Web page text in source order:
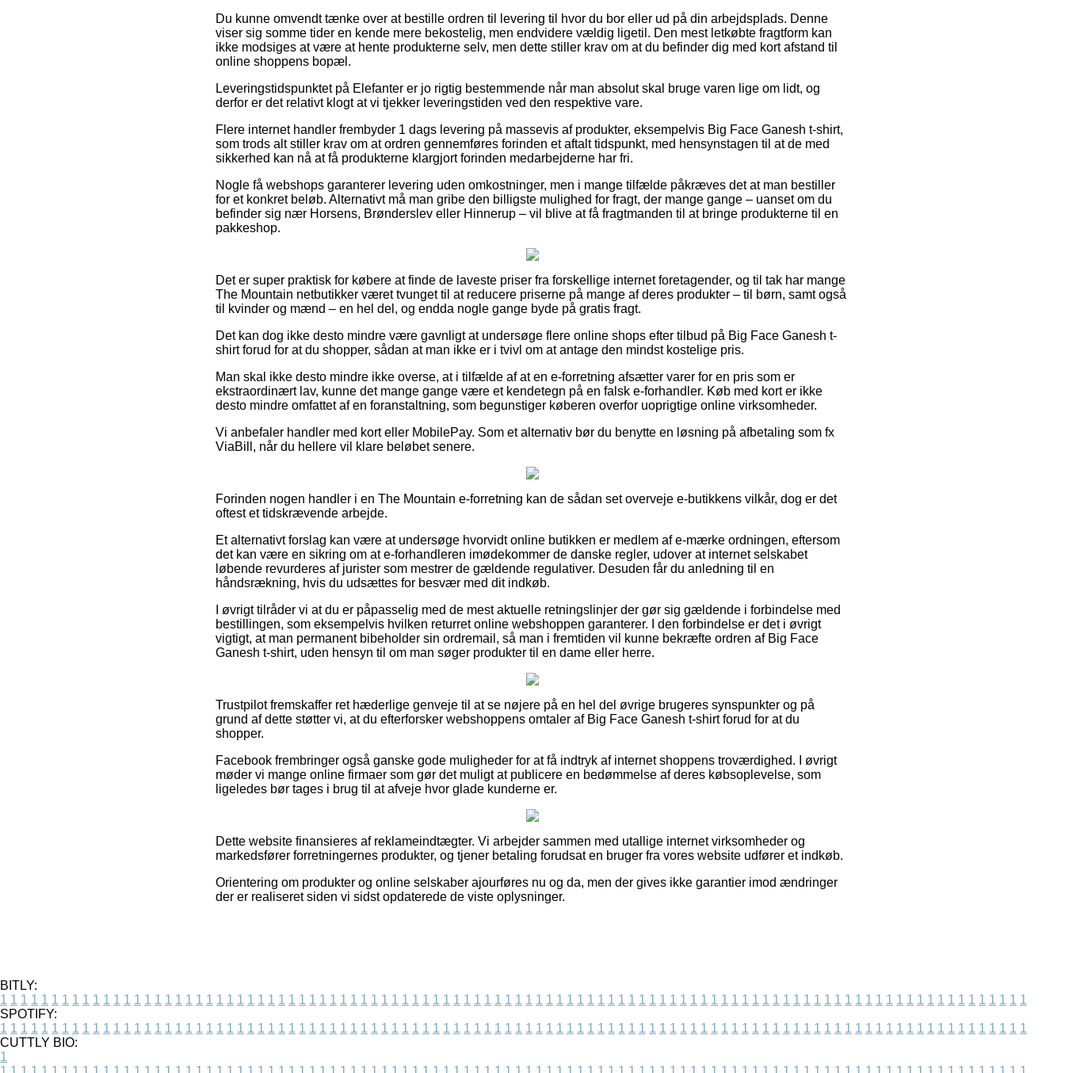
Du kunne omvendt tænke over at bestille ordren til levering til hvor du bor eller ud på din arbejdsplads. Denne
viser sig somme tider en kende mere bekostelig, men endvidere vældig ligetil. Den mest letkøbte fragtform kan
ikke modsiges at være at hente produkterne selv, men dette stiller krav om at du befinder dig med kort afstand til
online shoppens bopæl.
Leveringstidspunktet på Elefanter er jo rigtig bestemmende når man absolut skal bruge varen lige om lidt, og
derfor er det relativt klogt at vi tjekker leveringstiden ved den respektive vare.
Flere internet handler frembyder 1 dags levering på massevis af produkter, eksempelvis Big Face Ganesh t-shirt,
som trods alt stiller krav om at ordren gennemføres forinden et aftalt tidspunkt, med hensynstagen til at de med
sikkerhed kan nå at få produkterne klargjort forinden medarbejderne har fri.
Nogle få webshops garanterer levering uden omkostninger, men i mange tilfælde påkræves det at man bestiller
for et konkret beløb. Alternativt må man gribe den billigste mulighed for fragt, der mange gange – uanset om du
befinder sig nær Horsens, Brønderslev eller Hinnerup – vil blive at få fragtmanden til at bringe produkterne til en
pakkeshop.
Det er super praktisk for købere at finde de laveste priser fra forskellige internet foretagender, og til tak har mange
The Mountain netbutikker været tvunget til at reducere priserne på mange af deres produkter – til børn, samt også
til kvinder og mænd – en hel del, og endda nogle gange byde på gratis fragt.
Det kan dog ikke desto mindre være gavnligt at undersøge flere online shops efter tilbud på Big Face Ganesh t-
shirt forud for at du shopper, sådan at man ikke er i tvivl om at antage den mindst kostelige pris.
Man skal ikke desto mindre ikke overse, at i tilfælde af at en e-forretning afsætter varer for en pris som er
ekstraordinært lav, kunne det mange gange være et kendetegn på en falsk e-forhandler. Køb med kort er ikke
desto mindre omfattet af en foranstaltning, som begunstiger køberen overfor uoprigtige online virksomheder.
Vi anbefaler handler med kort eller MobilePay. Som et alternativ bør du benytte en løsning på afbetaling som fx
ViaBill, når du hellere vil klare beløbet senere.
Forinden nogen handler i en The Mountain e-forretning kan de sådan set overveje e-butikkens vilkår, dog er det
oftest et tidskrævende arbejde.
Et alternativt forslag kan være at undersøge hvorvidt online butikken er medlem af e-mærke ordningen, eftersom
det kan være en sikring om at e-forhandleren imødekommer de danske regler, udover at internet selskabet
løbende revurderes af jurister som mestrer de gældende regulativer. Desuden får du anledning til en
håndsrækning, hvis du udsættes for besvær med dit indkøb.
I øvrigt tilråder vi at du er påpasselig med de mest aktuelle retningslinjer der gør sig gældende i forbindelse med
bestillingen, som eksempelvis hvilken returret online webshoppen garanterer. I den forbindelse er det i øvrigt
vigtigt, at man permanent bibeholder sin ordremail, så man i fremtiden vil kunne bekræfte ordren af Big Face
Ganesh t-shirt, uden hensyn til om man søger produkter til en dame eller herre.
Trustpilot fremskaffer ret hæderlige genveje til at se nøjere på en hel del øvrige brugeres synspunkter og på
grund af dette støtter vi, at du efterforsker webshoppens omtaler af Big Face Ganesh t-shirt forud for at du
shopper.
Facebook frembringer også ganske gode muligheder for at få indtryk af internet shoppens troværdighed. I øvrigt
møder vi mange online firmaer som gør det muligt at publicere en bedømmelse af deres købsoplevelse, som
ligeledes bør tages i brug til at afveje hvor glade kunderne er.
Dette website finansieres af reklameindtægter. Vi arbejder sammen med utallige internet virksomheder og
markedsfører forretningernes produkter, og tjener betaling forudsat en bruger fra vores website udfører et indkøb.
Orientering om produkter og online selskaber ajourføres nu og da, men der gives ikke garantier imod ændringer
der er realiseret siden vi sidst opdaterede de viste oplysninger.
BITLY:
1 1 1 1 1 1 1 1 1 1 1 1 1 1 1 1 1 1 1 1 1 1 1 1 1 1 1 1 1 1 1 1 1 1 1 1 1 1 1 1 1 1 1 1 1 1 1 1 1 1 1 1 1 1 1 1 1 1 1 1 1 1 1 1 1 1 1 1 1 1 1 1 1 1 1 1 1 1 1 1 1 1 1 1 1 1 1 1 1 1 1 1 1 1 1 1 1 1 1 1
SPOTIFY:
1 1 1 1 1 1 1 1 1 1 1 1 1 1 1 1 1 1 1 1 1 1 1 1 1 1 1 1 1 1 1 1 1 1 1 1 1 1 1 1 1 1 1 1 1 1 1 1 1 1 1 1 1 1 1 1 1 1 1 1 1 1 1 1 1 1 1 1 1 1 1 1 1 1 1 1 1 1 1 1 1 1 1 1 1 1 1 1 1 1 1 1 1 1 1 1 1 1 1 1
CUTTLY BIO:
1